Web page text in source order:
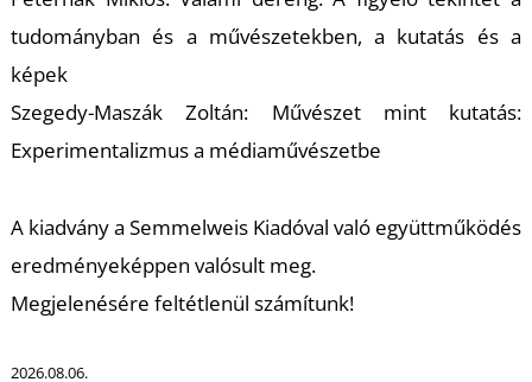
tudományban és a művészetekben, a kutatás és a
képek
Szegedy-Maszák Zoltán: Művészet mint kutatás:
Experimentalizmus a médiaművészetbe
A kiadvány a Semmelweis Kiadóval való együttműködés
eredményeképpen valósult meg.
Megjelenésére feltétlenül számítunk!
2026.08.06.